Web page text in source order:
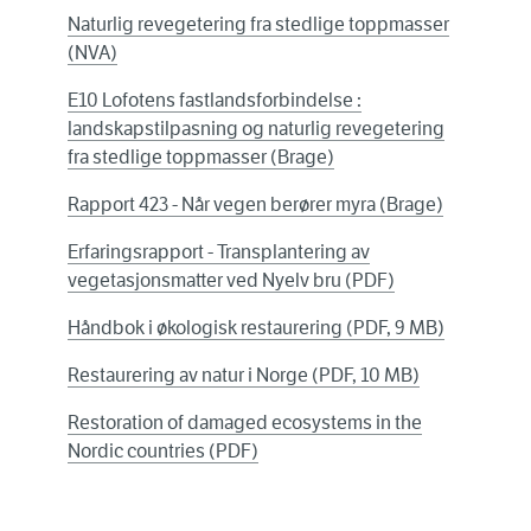
Naturlig revegetering fra stedlige toppmasser
(NVA)
E10 Lofotens fastlandsforbindelse :
landskapstilpasning og naturlig revegetering
fra stedlige toppmasser (Brage)
Rapport 423 - Når vegen berører myra (Brage)
Erfaringsrapport - Transplantering av
vegetasjonsmatter ved Nyelv bru (PDF)
Håndbok i økologisk restaurering (PDF, 9 MB)
Restaurering av natur i Norge (PDF, 10 MB)
Restoration of damaged ecosystems in the
Nordic countries (PDF)